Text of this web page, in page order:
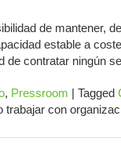
de mantener,
estable a
de contratar ningún
, Pressroom | Tagged
trabajar con